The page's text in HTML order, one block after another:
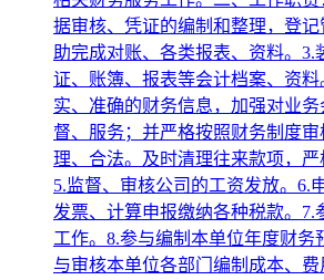
据审核、凭证的编制和整理，登
助完成对账、各类报表、资料。3.
证、账簿、报表等会计档案、资
实、准确的财务信息，加强对业
督、服务；并严格按照财务制度
理、合法。及时清理往来款项，严
5.监督、审核公司的工资发放。6.
发票、计算申报缴纳各种税款。7.
工作。8.参与编制本单位年度财务
与审核本单位各部门编制成本、